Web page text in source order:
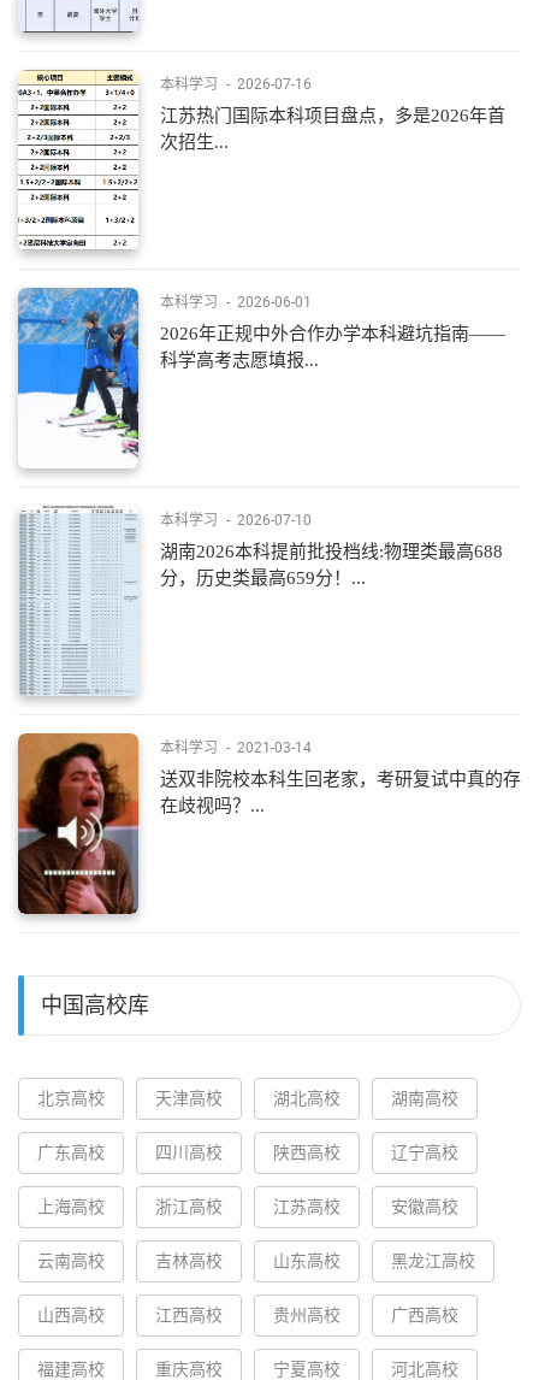
本科学习 - 2026-07-16
江苏热门国际本科项目盘点，多是2026年首
次招生...
本科学习 - 2026-06-01
2026年正规中外合作办学本科避坑指南——
科学高考志愿填报...
本科学习 - 2026-07-10
湖南2026本科提前批投档线:物理类最高688
分，历史类最高659分！...
本科学习 - 2021-03-14
送双非院校本科生回老家，考研复试中真的存
在歧视吗？...
中国高校库
北京高校 天津高校 湖北高校 湖南高校
广东高校 四川高校 陕西高校 辽宁高校
上海高校 浙江高校 江苏高校 安徽高校
云南高校 吉林高校 山东高校 黑龙江高校
山西高校 江西高校 贵州高校 广西高校
福建高校 重庆高校 宁夏高校 河北高校